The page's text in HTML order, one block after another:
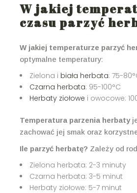
W jakiej
czasu parzyć
W jakiej temperaturze parzyć
optymalne temperatury:
Zielona i biała herbata: 75-
Czarna herbata: 95-100°C
Herbaty ziołowe i owocowe:
Temperatura parzenia herbaty
zachować jej smak oraz
Ile parzyć herbatę? Zależy od
Zielona herbata: 2-3 minuty
Czarna herbata: 3-5 minut
Herbaty ziołowe: 5-7 minut